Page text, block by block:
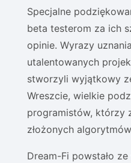
Specjalne
beta testerom za ich
opinie. Wyrazy
utalentowanych
stworzyli wyjątkowy
Wreszcie, wielkie
programistów, którzy
złożonych
Dream-Fi powstało